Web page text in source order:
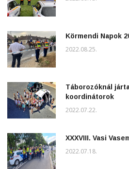
Körmendi Napok
2022.08.25.
Táborozóknál
koordinátorok
2022.07.22.
XXXVIII. Vasi
2022.07.18.